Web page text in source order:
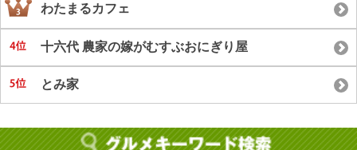
わたまるカフェ
十六代 農家の嫁がむすぶおにぎり屋
とみ家